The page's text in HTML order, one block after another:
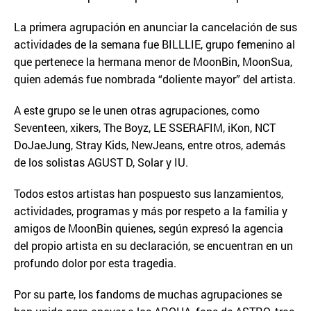
La primera agrupación en anunciar la cancelación de sus
actividades de la semana fue BILLLIE, grupo femenino al
que pertenece la hermana menor de MoonBin, MoonSua,
quien además fue nombrada “doliente mayor” del artista.
A este grupo se le unen otras agrupaciones, como
Seventeen, xikers, The Boyz, LE SSERAFIM, iKon, NCT
DoJaeJung, Stray Kids, NewJeans, entre otros, además
de los solistas AGUST D, Solar y IU.
Todos estos artistas han pospuesto sus lanzamientos,
actividades, programas y más por respeto a la familia y
amigos de MoonBin quienes, según expresó la agencia
del propio artista en su declaración, se encuentran en un
profundo dolor por esta tragedia.
Por su parte, los fandoms de muchas agrupaciones se